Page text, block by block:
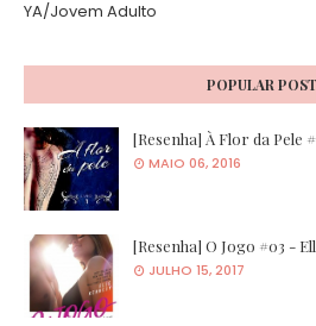
YA/Jovem Adulto
POPULAR
[Resenha] À Flor da Pele
MAIO 06, 2016
[Resenha] O Jogo #03 -
JULHO 15, 2017